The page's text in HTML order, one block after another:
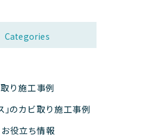
Categories
り施工事例
｣のカビ取り施工事例
役立ち情報